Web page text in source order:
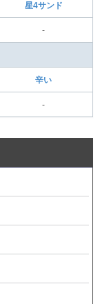
星4サンド
-
辛い
-